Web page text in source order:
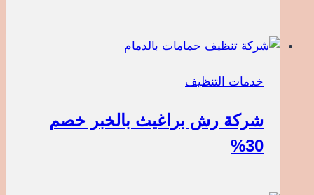
خدمات التنظيف
شركة رش براغيث بالخبر خصم
30%